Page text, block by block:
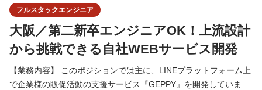
フルスタックエンジニア
大阪／第二新卒エンジニアOK！上流設計
から挑戦できる自社WEBサービス開発
【業務内容】 このポジションでは主に、LINEプラットフォーム上
で企業様の販促活動の支援サービス『GEPPY』を開発していま